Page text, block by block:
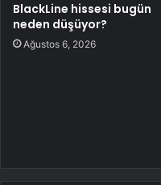
BlackLine hissesi bugün
neden düşüyor?
Ağustos 6, 2026